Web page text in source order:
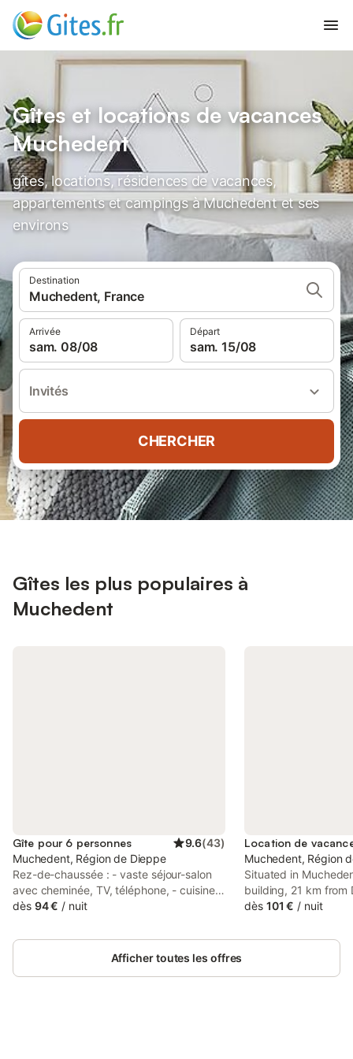
Gîtes et locations de vacances
Muchedent
gîtes, locations, résidences de vacances,
appartements et campings à Muchedent et ses
environs
Destination
Muchedent, France
Arrivée
sam. 08/08
Départ
sam. 15/08
Invités
CHERCHER
Gîtes les plus populaires à
Muchedent
Gîte pour 6 personnes 9.6(43)
Muchedent, Région de Dieppe
Rez-de-chaussée : - vaste séjour-salon
avec cheminée, TV, téléphone, - cuisine
ouverte (cuisinière : 3 feux gaz, 1 plaque
vaisselle, micro-ondes), En 1/2 niveau
inférieur : - petit espace jeux, - cave (wc,
dès 94 € / nuit
Muchedent, Région
Situated in
building, 21 km from
Longère Des Nuits
Both free WiFi and
dès 101 € / nuit
Afficher toutes les offres